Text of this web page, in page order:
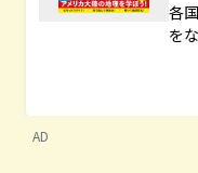
各
を
AD